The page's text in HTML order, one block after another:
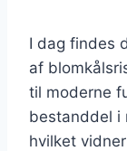
I dag findes
af
til moderne
bestanddel i
hvilket